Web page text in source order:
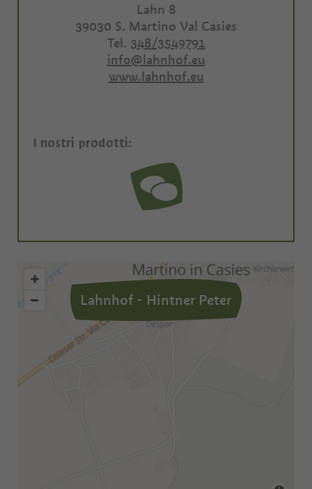
Lahn 8
39030 S. Martino Val Casies
Tel. 348/3549791
info@lahnhof.eu
www.lahnhof.eu
I nostri prodotti:
Lahnhof - Hintner Peter